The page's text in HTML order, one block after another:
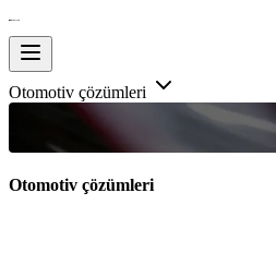
Otomotiv çözümleri
Otomotiv çözümleri